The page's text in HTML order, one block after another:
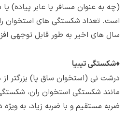
(چه به عنوان مسافر یا عابر پیاده)
است. تعداد شکستگی های استخوان
سال های اخیر به طور قابل توجهی
♦شکستگی تیبیا
درشت نی (استخوان ساق پا) بزرگتر
مانند شکستگی استخوان ران،
ضربه مستقیم و با ضربه زیاد، به